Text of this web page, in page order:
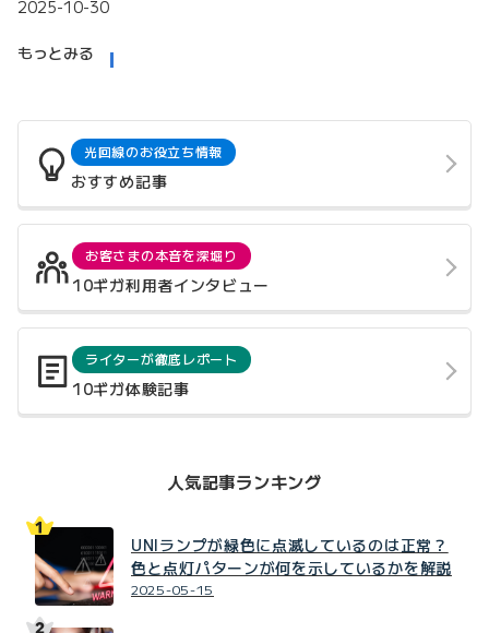
2025-10-30
もっとみる
光回線のお役立ち情報
おすすめ記事
お客さまの本音を深堀り
10ギガ利用者インタビュー
ライターが徹底レポート
10ギガ体験記事
人気記事ランキング
UNIランプが緑色に点滅しているのは正常？
色と点灯パターンが何を示しているかを解説
2025-05-15